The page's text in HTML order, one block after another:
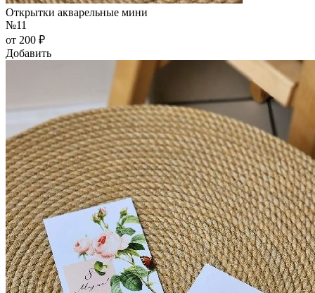
Открытки акварельные мини
№11
от 200 ₽
Добавить